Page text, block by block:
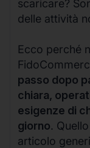
scaricare?
delle attività
Ecco perché
passo dopo
chiara,
esigenze di
giorno.
articolo